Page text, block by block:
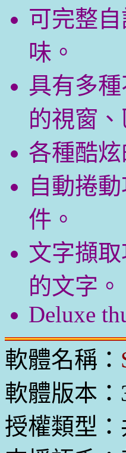
可完整
味。
具有多
的視窗
各種酷炫
自動捲
件。
文字擷
的文字。
Deluxe
軟體名稱：
軟體版本：
授權類型